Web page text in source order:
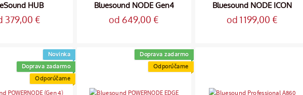
HUB
379,00 €
Bluesound NODE Gen4
od 649,00 €
Bluesound NODE ICON
od 1 199,00 €
Novinka
Doprava zadarmo
Odporúčame
Doprava zadarmo
Odporúčame